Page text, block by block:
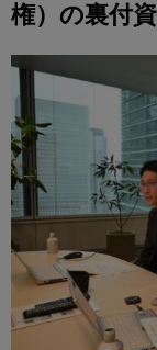
権）の裏付